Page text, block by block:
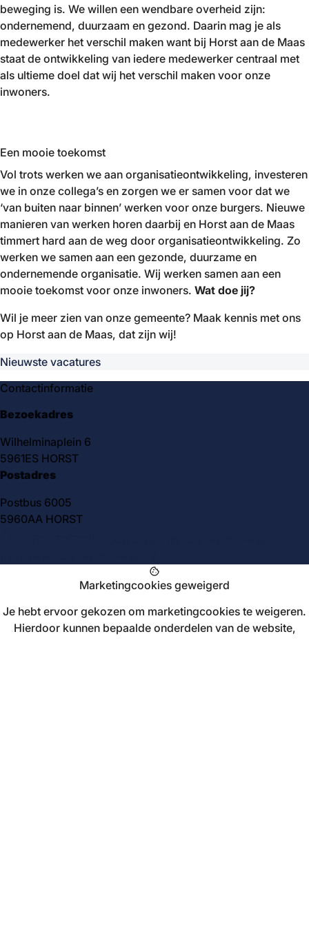
beweging is. We willen een wendbare overheid zijn:
ondernemend, duurzaam en gezond. Daarin mag je als
medewerker het verschil maken want bij Horst aan de Maas
staat de ontwikkeling van iedere medewerker centraal met
als ultieme doel dat wij het verschil maken voor onze
inwoners.
Een mooie toekomst
Vol trots werken we aan organisatieontwikkeling, investeren
we in onze collega’s en zorgen we er samen voor dat we
‘van buiten naar binnen’ werken voor onze burgers. Nieuwe
manieren van werken horen daarbij en Horst aan de Maas
timmert hard aan de weg door organisatieontwikkeling. Zo
werken we samen aan een gezonde, duurzame en
ondernemende organisatie. Wij werken samen aan een
mooie toekomst voor onze inwoners. Wat doe jij?
Wil je meer zien van onze gemeente? Maak kennis met ons
op Horst aan de Maas, dat zijn wij!
Nieuwste vacatures
Contactinformatie
Bezoekadres
Wilhelminaplein 6
5961ES HORST
Postadres
Postbus 6005
5960AA HORST
cookie
Marketingcookies geweigerd
Je hebt ervoor gekozen om marketingcookies te weigeren.
Hierdoor kunnen bepaalde onderdelen van de website,